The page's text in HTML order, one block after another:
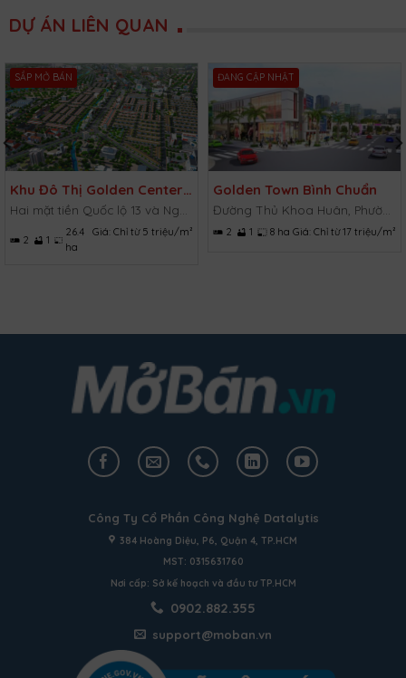
DỰ ÁN LIÊN QUAN
SẮP MỞ BÁN
Khu Đô Thị Golden Center City 2
Hai mặt tiền Quốc lộ 13 và Ngô Quyền, thị xã Bến Cát, Bình Dương.
2 1
26.4
ha
Giá: Chỉ từ 5 triệu/m²
ĐANG CẬP NHẬT
Golden Town Bình Chuẩn
Đường Thủ Khoa Huân, Phường Bình Chuẩn, Thuận An, Bình Dương.
2 1 8 ha Giá: Chỉ từ 17 triệu/m²
Công Ty Cổ Phần Công Nghệ Datalytis
384 Hoàng Diệu, P6, Quận 4, TP.HCM
MST: 0315631760
Nơi cấp: Sở kế hoạch và đầu tư TP.HCM
0902.882.355
support@moban.vn